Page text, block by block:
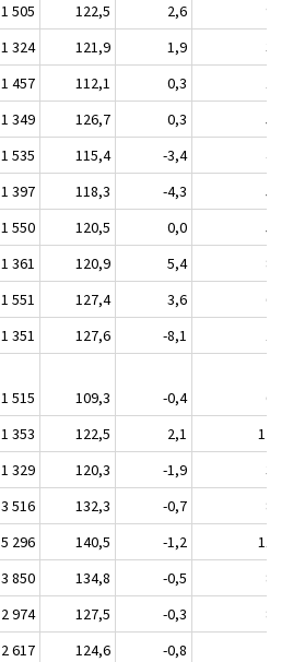
1 505 122,5 2,6
9,9
1 324 121,9 1,9
3,2
1 457 112,1 0,3
1,0
1 349 126,7 0,3
5,5
1 535 115,4 -3,4
4,1
1 397 118,3 -4,3
5,0
1 550 120,5 0,0
5,9
1 361 120,9 5,4
8,6
1 551 127,4 3,6
6,2
1 351 127,6 -8,1
1,1
1 515 109,3 -0,4
6,1
1 353 122,5 2,1
12,5
1 329 120,3 -1,9
3,6
3 516 132,3 -0,7
8,9
5 296 140,5 -1,2
11,7
3 850 134,8 -0,5
8,6
2 974 127,5 -0,3
8,1
2 617 124,6 -0,8